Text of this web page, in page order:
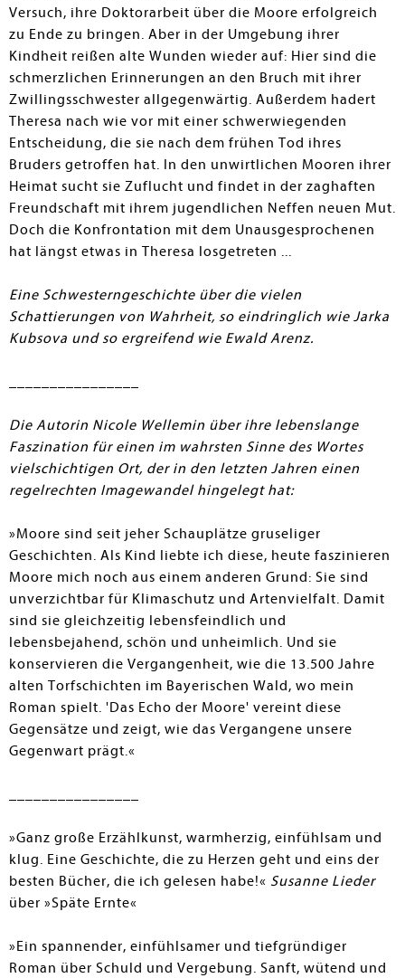
Versuch, ihre Doktorarbeit über die Moore erfolgreich
zu Ende zu bringen. Aber in der Umgebung ihrer
Kindheit reißen alte Wunden wieder auf: Hier sind die
schmerzlichen Erinnerungen an den Bruch mit ihrer
Zwillingsschwester allgegenwärtig. Außerdem hadert
Theresa nach wie vor mit einer schwerwiegenden
Entscheidung, die sie nach dem frühen Tod ihres
Bruders getroffen hat. In den unwirtlichen Mooren ihrer
Heimat sucht sie Zuflucht und findet in der zaghaften
Freundschaft mit ihrem jugendlichen Neffen neuen Mut.
Doch die Konfrontation mit dem Unausgesprochenen
hat längst etwas in Theresa losgetreten ...
Eine Schwesterngeschichte über die vielen
Schattierungen von Wahrheit, so eindringlich wie Jarka
Kubsova und so ergreifend wie Ewald Arenz.
Die Autorin Nicole Wellemin über ihre lebenslange
Faszination für einen im wahrsten Sinne des Wortes
vielschichtigen Ort, der in den letzten Jahren einen
regelrechten Imagewandel hingelegt hat:
»Moore sind seit jeher Schauplätze gruseliger
Geschichten. Als Kind liebte ich diese, heute faszinieren
Moore mich noch aus einem anderen Grund: Sie sind
unverzichtbar für Klimaschutz und Artenvielfalt. Damit
sind sie gleichzeitig lebensfeindlich und
lebensbejahend, schön und unheimlich. Und sie
konservieren die Vergangenheit, wie die 13.500 Jahre
alten Torfschichten im Bayerischen Wald, wo mein
Roman spielt. 'Das Echo der Moore' vereint diese
Gegensätze und zeigt, wie das Vergangene unsere
Gegenwart prägt.«
»Ganz große Erzählkunst, warmherzig, einfühlsam und
klug. Eine Geschichte, die zu Herzen geht und eins der
besten Bücher, die ich gelesen habe!« Susanne Lieder
über »Späte Ernte«
»Ein spannender, einfühlsamer und tiefgründiger
Roman über Schuld und Vergebung. Sanft, wütend und